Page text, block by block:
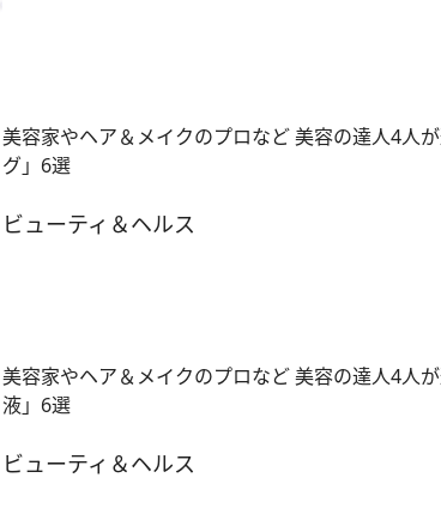
美容家やヘア＆メイクのプロなど 美容の達人4人
グ」6選
ビューティ＆ヘルス
美容家やヘア＆メイクのプロなど 美容の達人4人
液」6選
ビューティ＆ヘルス